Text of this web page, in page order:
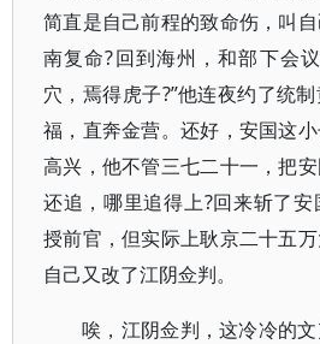
简直是自己前程的致命伤，叫
南复命?回到海州，和部下会
穴，焉得虎子?”他连夜约了统
福，直奔金营。还好，安国这
高兴，他不管三七二十一，把
还追，哪里追得上?回来斩了
授前官，但实际上耿京二十五
自己又改了江阴佥判。
唉，江阴佥判，这冷冷的